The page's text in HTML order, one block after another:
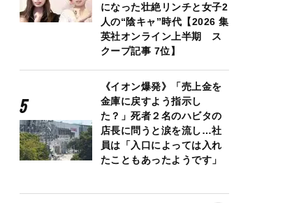
になった壮絶リンチと女子2
人の“陰キャ”時代【2026 集
英社オンライン上半期 ス
クープ記事 7位】
《イオン爆発》「売上金を
金庫に戻すよう指示し
た？」死者２名のハビタの
店長に問うと涙を流し…社
員は「入口によっては入れ
たこともあったようです」